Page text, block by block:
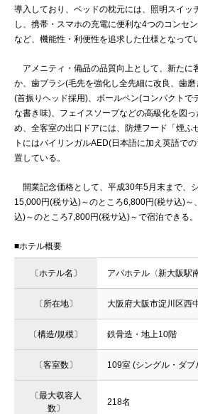
導入しており、ベッドの枕元には、照明スイッ
し、携帯・スマホの充電に便利な4つのコンセ
など、機能性・利便性を追求した仕様となって
アメニティ・備品の品質向上として、新たに
か、歯ブラシ(毛先を強化し全先細に改良、歯
(首振りヘッド採用)、ボールペン(コンパクトで
な書き味)、フェイスソープなどの高級化を図
め、全客室の出口ドアには、防煙フード「煙ふ
トにはバイリンガルAED(日本語に加え英語で
置している。
開業記念価格として、平成30年5月末まで、
15,000円(税サ込)～のところ6,800円(税サ込)～
込)～のところ7,800円(税サ込)～で宿泊できる。
■ホテル概要
〔ホテル名〕 アパホテル〈新大阪駅
〔所在地〕 大阪府大阪市淀川区西
〔構造/規模〕 鉄骨造・地上10階
〔客室数〕 109室 (シングル・ダ
〔最大収容人
数〕
218名